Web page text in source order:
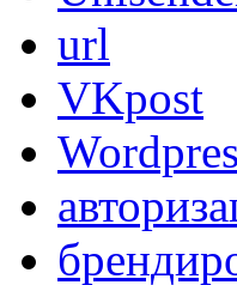
url
VKpost